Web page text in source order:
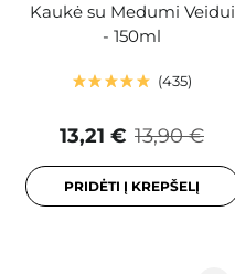
Kaukė su Medumi Veidui
- 150ml
435
13,90 €
13,21 €
PRIDĖTI Į KREPŠELĮ